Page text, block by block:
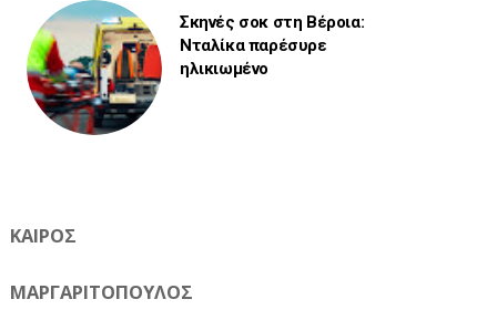
Σκηνές σοκ στη Βέροια:
Νταλίκα παρέσυρε
ηλικιωμένο
ΚΑΙΡΟΣ
ΜΑΡΓΑΡΙΤΟΠΟΥΛΟΣ